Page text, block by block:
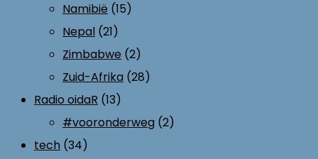
Namibië (15)
Nepal (21)
Zimbabwe (2)
Zuid-Afrika (28)
Radio oidaR (13)
#vooronderweg (2)
tech (34)